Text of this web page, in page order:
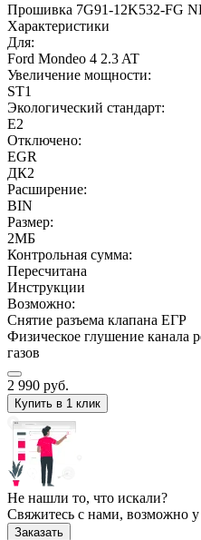
Прошивка 7G91-12K532-FG
Характеристики
Для:
Ford Mondeo 4 2.3 AT
Увеличение мощности:
ST1
Экологический стандарт:
E2
Отключено:
EGR
ДК2
Расширение:
BIN
Размер:
2МБ
Контрольная сумма:
Пересчитана
Инструкции
Возможно:
Снятие разъема клапана ЕГР
Физическое глушение канала
газов
2 990 руб.
Купить в 1 клик
Не нашли то, что искали?
Свяжитесь с нами, возможно у
Заказать